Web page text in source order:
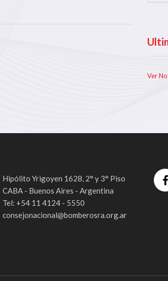
Ver
Hipólito Yrigoyen 1628, 2° y 3° Piso
CABA - Buenos Aires - Argentina
Tel: +54 11 4124 - 5550
consejonacional@bomberosra.org.ar